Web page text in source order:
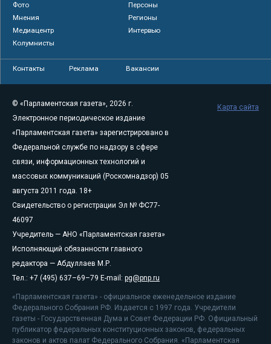
Фото
Персоны
Мнения
Регионы
Медиацентр
Интервью
Колумнисты
Контакты Реклама Вакансии
© «Парламентская газета», 2026 г.
Электронное периодическое издание
«Парламентская газета» зарегистрировано в
Федеральной службе по надзору в сфере
связи, информационных технологий и
массовых коммуникаций (Роскомнадзор) 05
августа 2011 года. 18+
Свидетельство о регистрации Эл № ФС77-
46097
Учредитель — АНО «Парламентская газета»
Исполняющий обязанности главного
редактора — Абдуллаев М.Р.
Тел.: +7 (495) 637–69–79 E-mail: pg@pnp.ru
«Парламентская газета» - официальное еженедельное издание
Федерального Собрания РФ. Издается с 1997 года. Учредители
газеты - Государственная Дума и Совет Федерации РФ. Официальный
публикатор федеральных конституционных законов, федеральных
законов и актов палат Федерального Собрания. «Парламентская
Карта сайта